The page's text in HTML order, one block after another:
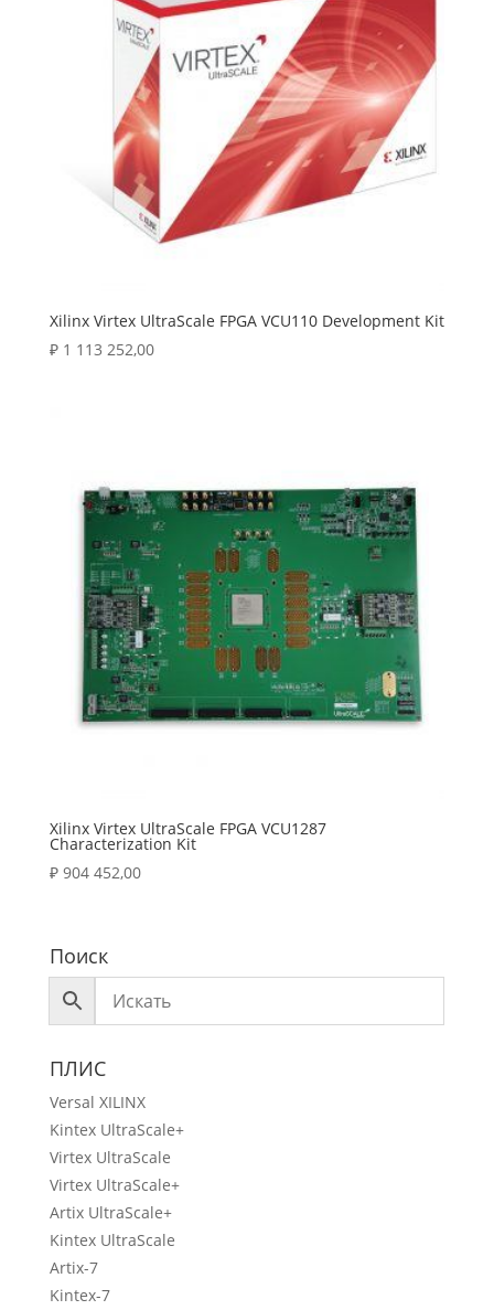
Xilinx Virtex UltraScale FPGA VCU110 Development Kit
₽1 113 252,00
Xilinx Virtex UltraScale FPGA VCU1287
Characterization Kit
₽904 452,00
Поиск
ПЛИС
Versal XILINX
Kintex UltraScale+
Virtex UltraScale
Virtex UltraScale+
Artix UltraScale+
Kintex UltraScale
Artix-7
Kintex-7